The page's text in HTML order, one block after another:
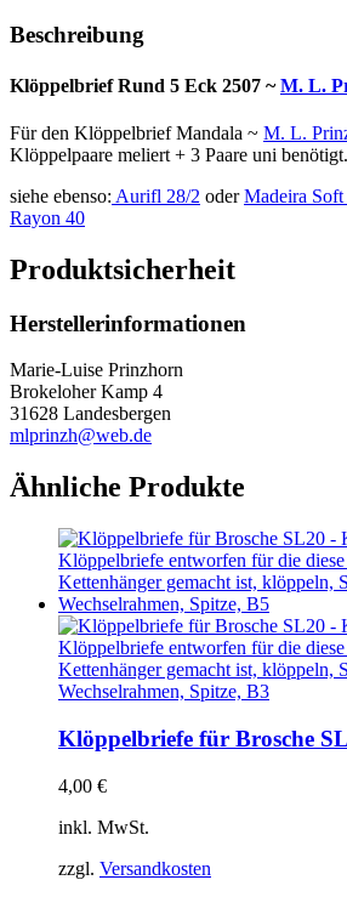
Beschreibung
Klöppelbrief Rund 5 Eck 2507 ~M. L.
Für den Klöppelbrief Mandala ~ M. L.
Klöppelpaare meliert + 3 Paare uni benötigt.
siehe ebenso: Aurifl 28/2 oderMadeira
Rayon 40
Produktsicherheit
Herstellerinformationen
Marie-Luise Prinzhorn
Brokeloher Kamp 4
31628 Landesbergen
mlprinzh@web.de
Ähnliche Produkte
Klöppelbriefe für Brosche
4,00 €
inkl. MwSt.
zzgl. Versandkosten